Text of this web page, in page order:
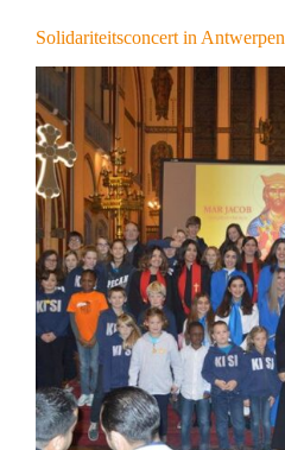
Solidariteitsconcert in Antwerpen